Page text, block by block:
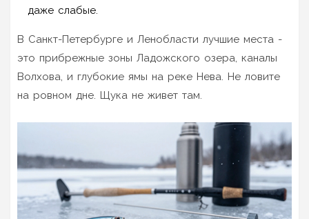
даже слабые.
В Санкт-Петербурге и Ленобласти лучшие места -
это прибрежные зоны Ладожского озера, каналы
Волхова, и глубокие ямы на реке Нева. Не ловите
на ровном дне. Щука не живет там.